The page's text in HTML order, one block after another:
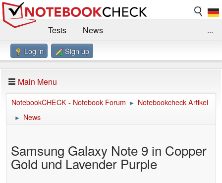
Tests
News
Benchmarks / Technik
Forum
Impressum
...
Log in Sign up
Main Menu
NotebookCHECK - Notebook Forum ► Notebookcheck Artikel
► News
Samsung Galaxy Note 9 in Copper
Gold und Lavender Purple